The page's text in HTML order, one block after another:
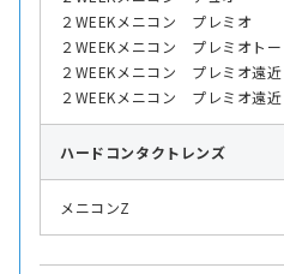
２WEEKメニコン プレミオ
２WEEKメニコン プレミオト
２WEEKメニコン プレミオ遠近
２WEEKメニコン プレミオ遠
ハード コンタクトレンズ
メニコンZ